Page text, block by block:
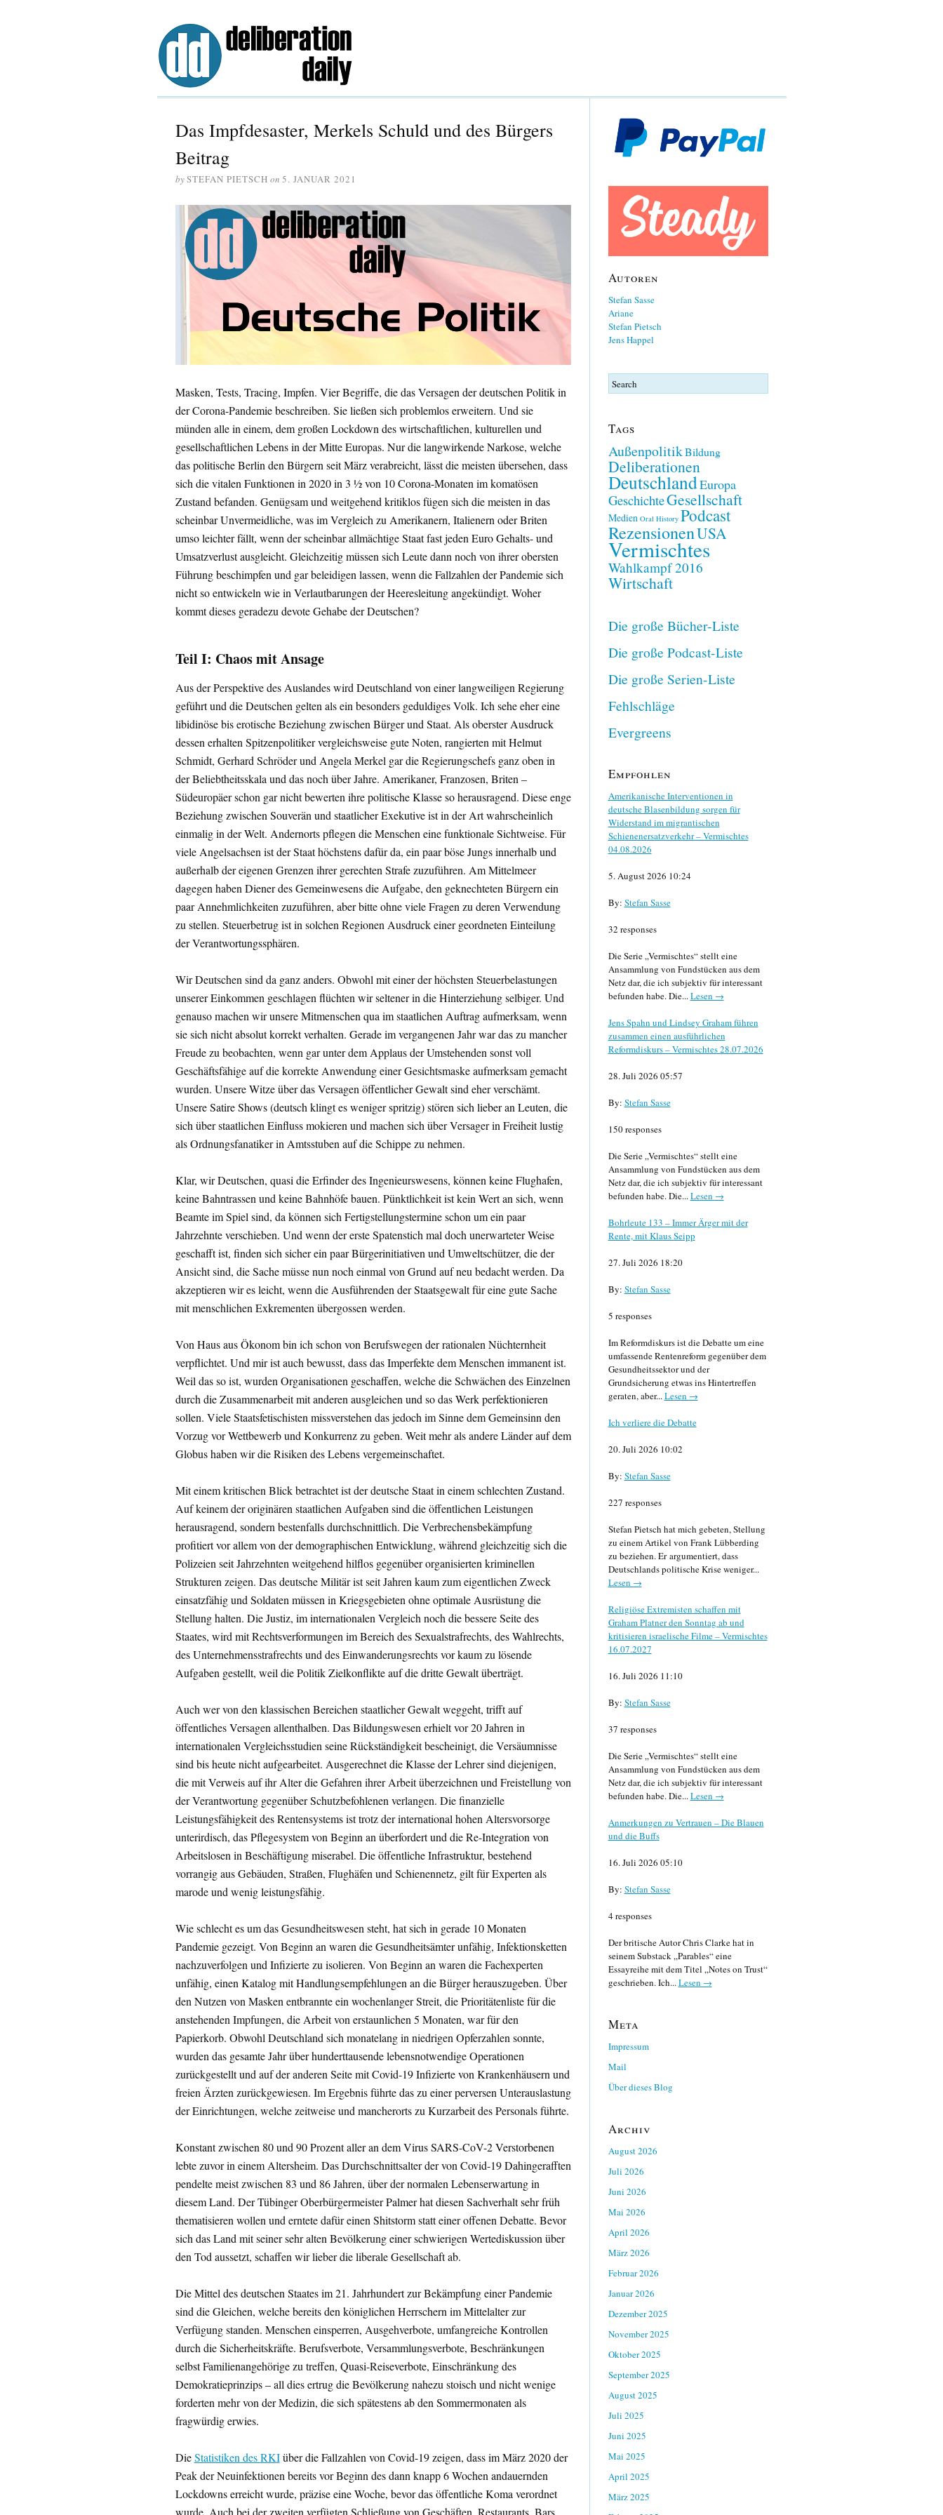
Das Impfdesaster, Merkels Schuld und des Bürgers
Beitrag
bySTEFAN PIETSCH on 5. JANUAR 2021
Masken, Tests, Tracing, Impfen. Vier Begriffe, die das Versagen der deutschen Politik in
der Corona-Pandemie beschreiben. Sie ließen sich problemlos erweitern. Und sie
münden alle in einem, dem großen Lockdown des wirtschaftlichen, kulturellen und
gesellschaftlichen Lebens in der Mitte Europas. Nur die langwirkende Narkose, welche
das politische Berlin den Bürgern seit März verabreicht, lässt die meisten übersehen, dass
sich die vitalen Funktionen in 2020 in 3 ½ von 10 Corona-Monaten im komatösen
Zustand befanden. Genügsam und weitgehend kritiklos fügen sich die meisten in das
scheinbar Unvermeidliche, was im Vergleich zu Amerikanern, Italienern oder Briten
umso leichter fällt, wenn der scheinbar allmächtige Staat fast jeden Euro Gehalts- und
Umsatzverlust ausgleicht. Gleichzeitig müssen sich Leute dann noch von ihrer obersten
Führung beschimpfen und gar beleidigen lassen, wenn die Fallzahlen der Pandemie sich
nicht so entwickeln wie in Verlautbarungen der Heeresleitung angekündigt. Woher
kommt dieses geradezu devote Gehabe der Deutschen?
Teil I: Chaos mit Ansage
Aus der Perspektive des Auslandes wird Deutschland von einer langweiligen Regierung
geführt und die Deutschen gelten als ein besonders geduldiges Volk. Ich sehe eher eine
libidinöse bis erotische Beziehung zwischen Bürger und Staat. Als oberster Ausdruck
dessen erhalten Spitzenpolitiker vergleichsweise gute Noten, rangierten mit Helmut
Schmidt, Gerhard Schröder und Angela Merkel gar die Regierungschefs ganz oben in
der Beliebtheitsskala und das noch über Jahre. Amerikaner, Franzosen, Briten –
Südeuropäer schon gar nicht bewerten ihre politische Klasse so herausragend. Diese enge
Beziehung zwischen Souverän und staatlicher Exekutive ist in der Art wahrscheinlich
einmalig in der Welt. Andernorts pflegen die Menschen eine funktionale Sichtweise. Für
viele Angelsachsen ist der Staat höchstens dafür da, ein paar böse Jungs innerhalb und
außerhalb der eigenen Grenzen ihrer gerechten Strafe zuzuführen. Am Mittelmeer
dagegen haben Diener des Gemeinwesens die Aufgabe, den geknechteten Bürgern ein
paar Annehmlichkeiten zuzuführen, aber bitte ohne viele Fragen zu deren Verwendung
zu stellen. Steuerbetrug ist in solchen Regionen Ausdruck einer geordneten Einteilung
der Verantwortungssphären.
Wir Deutschen sind da ganz anders. Obwohl mit einer der höchsten Steuerbelastungen
unserer Einkommen geschlagen flüchten wir seltener in die Hinterziehung selbiger. Und
genauso machen wir unsere Mitmenschen qua im staatlichen Auftrag aufmerksam, wenn
sie sich nicht absolut korrekt verhalten. Gerade im vergangenen Jahr war das zu mancher
Freude zu beobachten, wenn gar unter dem Applaus der Umstehenden sonst voll
Geschäftsfähige auf die korrekte Anwendung einer Gesichtsmaske aufmerksam gemacht
wurden. Unsere Witze über das Versagen öffentlicher Gewalt sind eher verschämt.
Unsere Satire Shows (deutsch klingt es weniger spritzig) stören sich lieber an Leuten, die
sich über staatlichen Einfluss mokieren und machen sich über Versager in Freiheit lustig
als Ordnungsfanatiker in Amtsstuben auf die Schippe zu nehmen.
Klar, wir Deutschen, quasi die Erfinder des Ingenieurswesens, können keine Flughafen,
keine Bahntrassen und keine Bahnhöfe bauen. Pünktlichkeit ist kein Wert an sich, wenn
Beamte im Spiel sind, da können sich Fertigstellungstermine schon um ein paar
Jahrzehnte verschieben. Und wenn der erste Spatenstich mal doch unerwarteter Weise
geschafft ist, finden sich sicher ein paar Bürgerinitiativen und Umweltschützer, die der
Ansicht sind, die Sache müsse nun noch einmal von Grund auf neu bedacht werden. Da
akzeptieren wir es leicht, wenn die Ausführenden der Staatsgewalt für eine gute Sache
mit menschlichen Exkrementen übergossen werden.
Von Haus aus Ökonom bin ich schon von Berufswegen der rationalen Nüchternheit
verpflichtet. Und mir ist auch bewusst, dass das Imperfekte dem Menschen immanent ist.
Weil das so ist, wurden Organisationen geschaffen, welche die Schwächen des Einzelnen
durch die Zusammenarbeit mit anderen ausgleichen und so das Werk perfektionieren
sollen. Viele Staatsfetischisten missverstehen das jedoch im Sinne dem Gemeinsinn den
Vorzug vor Wettbewerb und Konkurrenz zu geben. Weit mehr als andere Länder auf dem
Globus haben wir die Risiken des Lebens vergemeinschaftet.
Mit einem kritischen Blick betrachtet ist der deutsche Staat in einem schlechten Zustand.
Auf keinem der originären staatlichen Aufgaben sind die öffentlichen Leistungen
herausragend, sondern bestenfalls durchschnittlich. Die Verbrechensbekämpfung
profitiert vor allem von der demographischen Entwicklung, während gleichzeitig sich die
Polizeien seit Jahrzehnten weitgehend hilflos gegenüber organisierten kriminellen
Strukturen zeigen. Das deutsche Militär ist seit Jahren kaum zum eigentlichen Zweck
einsatzfähig und Soldaten müssen in Kriegsgebieten ohne optimale Ausrüstung die
Stellung halten. Die Justiz, im internationalen Vergleich noch die bessere Seite des
Staates, wird mit Rechtsverformungen im Bereich des Sexualstrafrechts, des Wahlrechts,
des Unternehmensstrafrechts und des Einwanderungsrechts vor kaum zu lösende
Aufgaben gestellt, weil die Politik Zielkonflikte auf die dritte Gewalt überträgt.
Auch wer von den klassischen Bereichen staatlicher Gewalt weggeht, trifft auf
öffentliches Versagen allenthalben. Das Bildungswesen erhielt vor 20 Jahren in
internationalen Vergleichsstudien seine Rückständigkeit bescheinigt, die Versäumnisse
sind bis heute nicht aufgearbeitet. Ausgerechnet die Klasse der Lehrer sind diejenigen,
die mit Verweis auf ihr Alter die Gefahren ihrer Arbeit überzeichnen und Freistellung von
der Verantwortung gegenüber Schutzbefohlenen verlangen. Die finanzielle
Leistungsfähigkeit des Rentensystems ist trotz der international hohen Altersvorsorge
unterirdisch, das Pflegesystem von Beginn an überfordert und die Re-Integration von
Arbeitslosen in Beschäftigung miserabel. Die öffentliche Infrastruktur, bestehend
vorrangig aus Gebäuden, Straßen, Flughäfen und Schienennetz, gilt für Experten als
marode und wenig leistungsfähig.
Wie schlecht es um das Gesundheitswesen steht, hat sich in gerade 10 Monaten
Pandemie gezeigt. Von Beginn an waren die Gesundheitsämter unfähig, Infektionsketten
nachzuverfolgen und Infizierte zu isolieren. Von Beginn an waren die Fachexperten
unfähig, einen Katalog mit Handlungsempfehlungen an die Bürger herauszugeben. Über
den Nutzen von Masken entbrannte ein wochenlanger Streit, die Prioritätenliste für die
anstehenden Impfungen, die Arbeit von erstaunlichen 5 Monaten, war für den
Papierkorb. Obwohl Deutschland sich monatelang in niedrigen Opferzahlen sonnte,
wurden das gesamte Jahr über hunderttausende lebensnotwendige Operationen
zurückgestellt und auf der anderen Seite mit Covid-19 Infizierte von Krankenhäusern und
freien Ärzten zurückgewiesen. Im Ergebnis führte das zu einer perversen Unterauslastung
der Einrichtungen, welche zeitweise und mancherorts zu Kurzarbeit des Personals führte.
Konstant zwischen 80 und 90 Prozent aller an dem Virus SARS-CoV-2 Verstorbenen
lebte zuvor in einem Altersheim. Das Durchschnittsalter der von Covid-19 Dahingerafften
pendelte meist zwischen 83 und 86 Jahren, über der normalen Lebenserwartung in
diesem Land. Der Tübinger Oberbürgermeister Palmer hat diesen Sachverhalt sehr früh
thematisieren wollen und erntete dafür einen Shitstorm statt einer offenen Debatte. Bevor
sich das Land mit seiner sehr alten Bevölkerung einer schwierigen Wertediskussion über
den Tod aussetzt, schaffen wir lieber die liberale Gesellschaft ab.
Die Mittel des deutschen Staates im 21. Jahrhundert zur Bekämpfung einer Pandemie
sind die Gleichen, welche bereits den königlichen Herrschern im Mittelalter zur
Verfügung standen. Menschen einsperren, Ausgehverbote, umfangreiche Kontrollen
durch die Sicherheitskräfte. Berufsverbote, Versammlungsverbote, Beschränkungen
selbst Familienangehörige zu treffen, Quasi-Reiseverbote, Einschränkung des
Demokratieprinzips – all dies ertrug die Bevölkerung nahezu stoisch und nicht wenige
forderten mehr von der Medizin, die sich spätestens ab den Sommermonaten als
fragwürdig erwies.
DieStatistiken des RKIüber die Fallzahlen von Covid-19 zeigen, dass im März 2020 der
Peak der Neuinfektionen bereits vor Beginn des dann knapp 6 Wochen andauernden
Lockdowns erreicht wurde, präzise eine Woche, bevor das öffentliche Koma verordnet
wurde. Auch bei der zweiten verfügten Schließung von Geschäften, Restaurants, Bars,
Autoren
Stefan Sasse
Ariane
Stefan Pietsch
Jens Happel
Tags
AußenpolitikBildung
Deliberationen
DeutschlandEuropa
GeschichteGesellschaft
Medien Oral History Podcast
RezensionenUSA
Vermischtes
Wahlkampf 2016
Wirtschaft
Die große Bücher-Liste
Die große Podcast-Liste
Die große Serien-Liste
Fehlschläge
Evergreens
Empfohlen
Amerikanische Interventionen in
deutsche Blasenbildung sorgen für
Widerstand im migrantischen
Schienenersatzverkehr – Vermischtes
04.08.2026
5. August 2026 10:24
By: Stefan Sasse
32 responses
Die Serie „Vermischtes“ stellt eine
Ansammlung von Fundstücken aus dem
Netz dar, die ich subjektiv für interessant
befunden habe. Die...Lesen →
Jens Spahn und Lindsey Graham führen
zusammen einen ausführlichen
Reformdiskurs – Vermischtes 28.07.2026
28. Juli 2026 05:57
By: Stefan Sasse
150 responses
Die Serie „Vermischtes“ stellt eine
Ansammlung von Fundstücken aus dem
Netz dar, die ich subjektiv für interessant
befunden habe. Die...Lesen →
Bohrleute 133 – Immer Ärger mit der
Rente, mit Klaus Seipp
27. Juli 2026 18:20
By: Stefan Sasse
5 responses
Im Reformdiskurs ist die Debatte um eine
umfassende Rentenreform gegenüber dem
Gesundheitssektor und der
Grundsicherung etwas ins Hintertreffen
geraten, aber...Lesen →
Ich verliere die Debatte
20. Juli 2026 10:02
By: Stefan Sasse
227 responses
Stefan Pietsch hat mich gebeten, Stellung
zu einem Artikel von Frank Lübberding
zu beziehen. Er argumentiert, dass
Deutschlands politische Krise weniger...
Lesen →
Religiöse Extremisten schaffen mit
Graham Platner den Sonntag ab und
kritisieren israelische Filme – Vermischtes
16.07.2027
16. Juli 2026 11:10
By: Stefan Sasse
37 responses
Die Serie „Vermischtes“ stellt eine
Ansammlung von Fundstücken aus dem
Netz dar, die ich subjektiv für interessant
befunden habe. Die...Lesen →
Anmerkungen zu Vertrauen – Die Blauen
und die Buffs
16. Juli 2026 05:10
By: Stefan Sasse
4 responses
Der britische Autor Chris Clarke hat in
seinem Substack „Parables“ eine
Essayreihe mit dem Titel „Notes on Trust“
geschrieben. Ich...Lesen →
Meta
Impressum
Mail
Über dieses Blog
Archiv
August 2026
Juli 2026
Juni 2026
Mai 2026
April 2026
März 2026
Februar 2026
Januar 2026
Dezember 2025
November 2025
Oktober 2025
September 2025
August 2025
Juli 2025
Juni 2025
Mai 2025
April 2025
März 2025